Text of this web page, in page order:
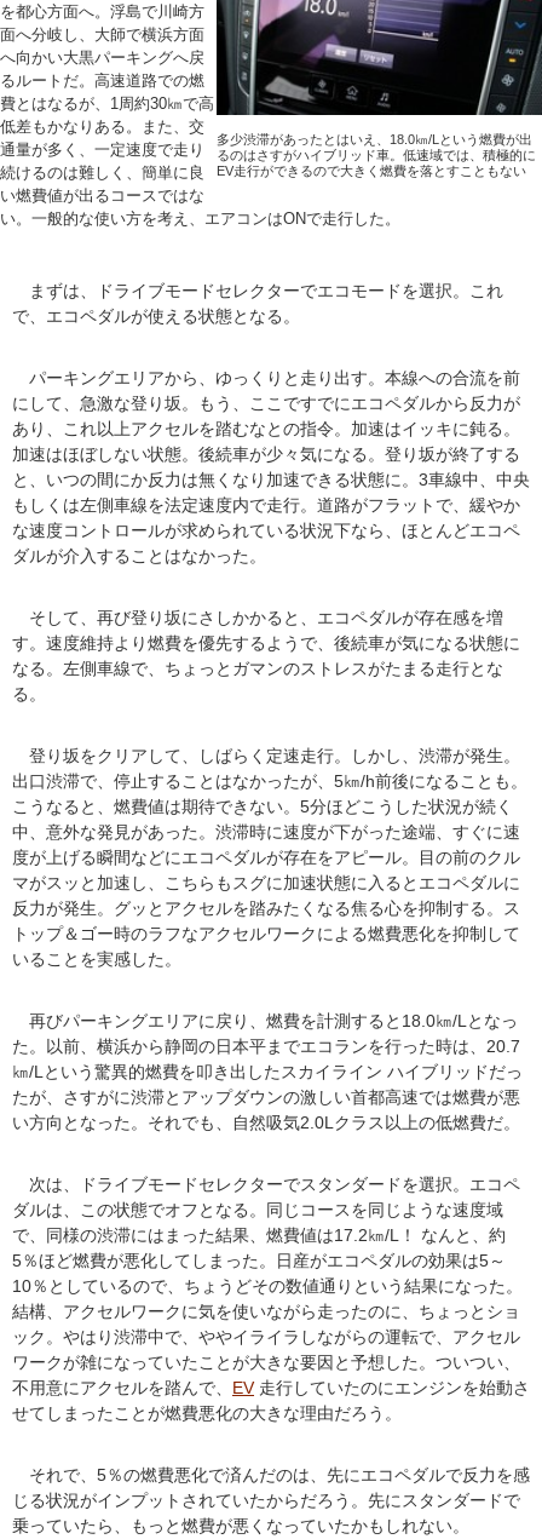
多少渋滞があったとはいえ、18.0㎞/Lという燃費が出
るのはさすがハイブリッド車。低速域では、積極的に
EV走行ができるので大きく燃費を落とすこともない
を都心方面へ。浮島で川崎方
面へ分岐し、大師で横浜方面
へ向かい大黒パーキングへ戻
るルートだ。高速道路での燃
費とはなるが、1周約30㎞で高
低差もかなりある。また、交
通量が多く、一定速度で走り
続けるのは難しく、簡単に良
い燃費値が出るコースではな
い。一般的な使い方を考え、エアコンはONで走行した。
まずは、ドライブモードセレクターでエコモードを選択。これ
で、エコペダルが使える状態となる。
パーキングエリアから、ゆっくりと走り出す。本線への合流を前
にして、急激な登り坂。もう、ここですでにエコペダルから反力が
あり、これ以上アクセルを踏むなとの指令。加速はイッキに鈍る。
加速はほぼしない状態。後続車が少々気になる。登り坂が終了する
と、いつの間にか反力は無くなり加速できる状態に。3車線中、中央
もしくは左側車線を法定速度内で走行。道路がフラットで、緩やか
な速度コントロールが求められている状況下なら、ほとんどエコペ
ダルが介入することはなかった。
そして、再び登り坂にさしかかると、エコペダルが存在感を増
す。速度維持より燃費を優先するようで、後続車が気になる状態に
なる。左側車線で、ちょっとガマンのストレスがたまる走行とな
る。
登り坂をクリアして、しばらく定速走行。しかし、渋滞が発生。
出口渋滞で、停止することはなかったが、5㎞/h前後になることも。
こうなると、燃費値は期待できない。5分ほどこうした状況が続く
中、意外な発見があった。渋滞時に速度が下がった途端、すぐに速
度が上げる瞬間などにエコペダルが存在をアピール。目の前のクル
マがスッと加速し、こちらもスグに加速状態に入るとエコペダルに
反力が発生。グッとアクセルを踏みたくなる焦る心を抑制する。ス
トップ＆ゴー時のラフなアクセルワークによる燃費悪化を抑制して
いることを実感した。
再びパーキングエリアに戻り、燃費を計測すると18.0㎞/Lとなっ
た。以前、横浜から静岡の日本平までエコランを行った時は、20.7
㎞/Lという驚異的燃費を叩き出したスカイライン ハイブリッドだっ
たが、さすがに渋滞とアップダウンの激しい首都高速では燃費が悪
い方向となった。それでも、自然吸気2.0Lクラス以上の低燃費だ。
次は、ドライブモードセレクターでスタンダードを選択。エコペ
ダルは、この状態でオフとなる。同じコースを同じような速度域
で、同様の渋滞にはまった結果、燃費値は17.2㎞/L！ なんと、約
5％ほど燃費が悪化してしまった。日産がエコペダルの効果は5～
10％としているので、ちょうどその数値通りという結果になった。
結構、アクセルワークに気を使いながら走ったのに、ちょっとショ
ック。やはり渋滞中で、ややイライラしながらの運転で、アクセル
ワークが雑になっていたことが大きな要因と予想した。ついつい、
不用意にアクセルを踏んで、 EV走行していたのにエンジンを始動さ
せてしまったことが燃費悪化の大きな理由だろう。
それで、5％の燃費悪化で済んだのは、先にエコペダルで反力を感
じる状況がインプットされていたからだろう。先にスタンダードで
乗っていたら、もっと燃費が悪くなっていたかもしれない。